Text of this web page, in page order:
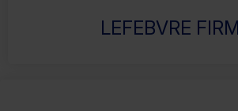
LEFEBVRE